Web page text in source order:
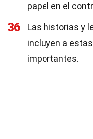
papel en el
36
Las historias y
incluyen a
importantes.